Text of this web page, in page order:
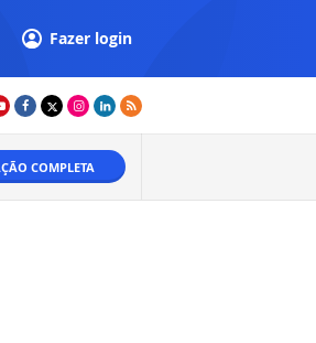
Fazer login
COMPLETA